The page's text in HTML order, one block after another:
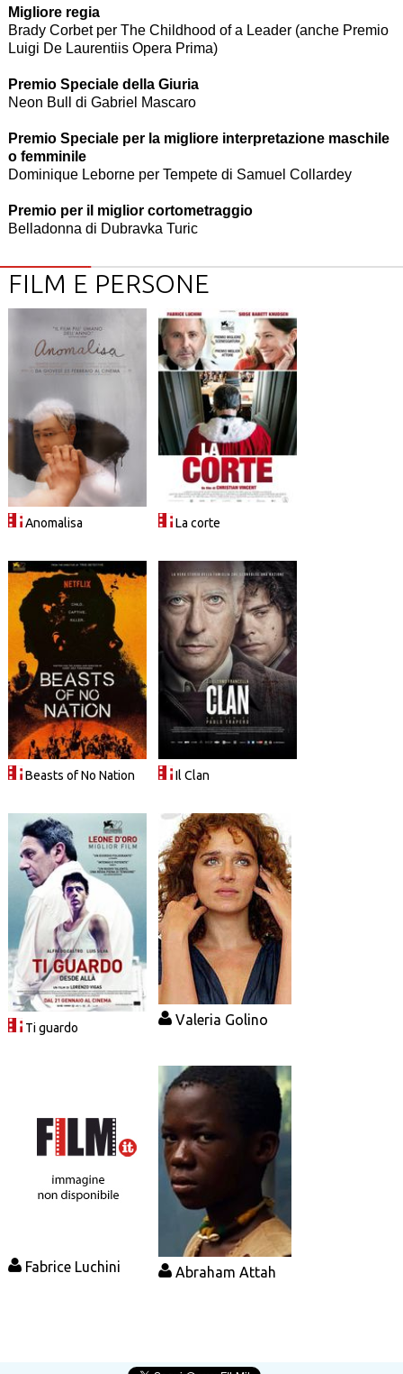
Migliore regia
Brady Corbet per The Childhood of a Leader (anche Premio
Luigi De Laurentiis Opera Prima)
Premio Speciale della Giuria
Neon Bull di Gabriel Mascaro
Premio Speciale per la migliore interpretazione maschile
o femminile
Dominique Leborne per Tempete di Samuel Collardey
Premio per il miglior cortometraggio
Belladonna di Dubravka Turic
FILM E PERSONE
Anomalisa La corte
Beasts of No Nation Il Clan
Ti guardo
Valeria Golino
Fabrice Luchini Abraham Attah